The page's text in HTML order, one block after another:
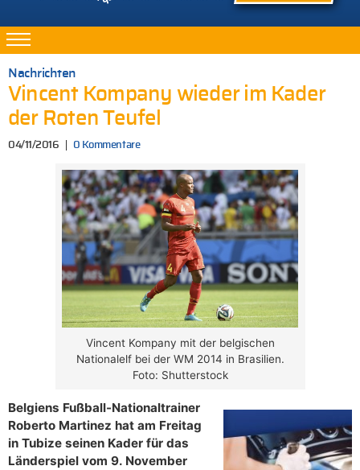
Nachrichten
Vincent Kompany wieder im Kader
der Roten Teufel
04/11/2016 0 Kommentare
Vincent Kompany mit der belgischen
Nationalelf bei der WM 2014 in Brasilien.
Foto: Shutterstock
Belgiens Fußball-Nationaltrainer
Roberto Martinez hat am Freitag
in Tubize seinen Kader für das
Länderspiel vom 9. November